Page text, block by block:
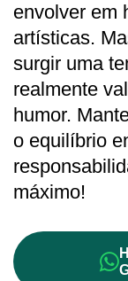
envolver em
artísticas.
surgir uma
realmente
humor.
o equilíbrio
máximo!